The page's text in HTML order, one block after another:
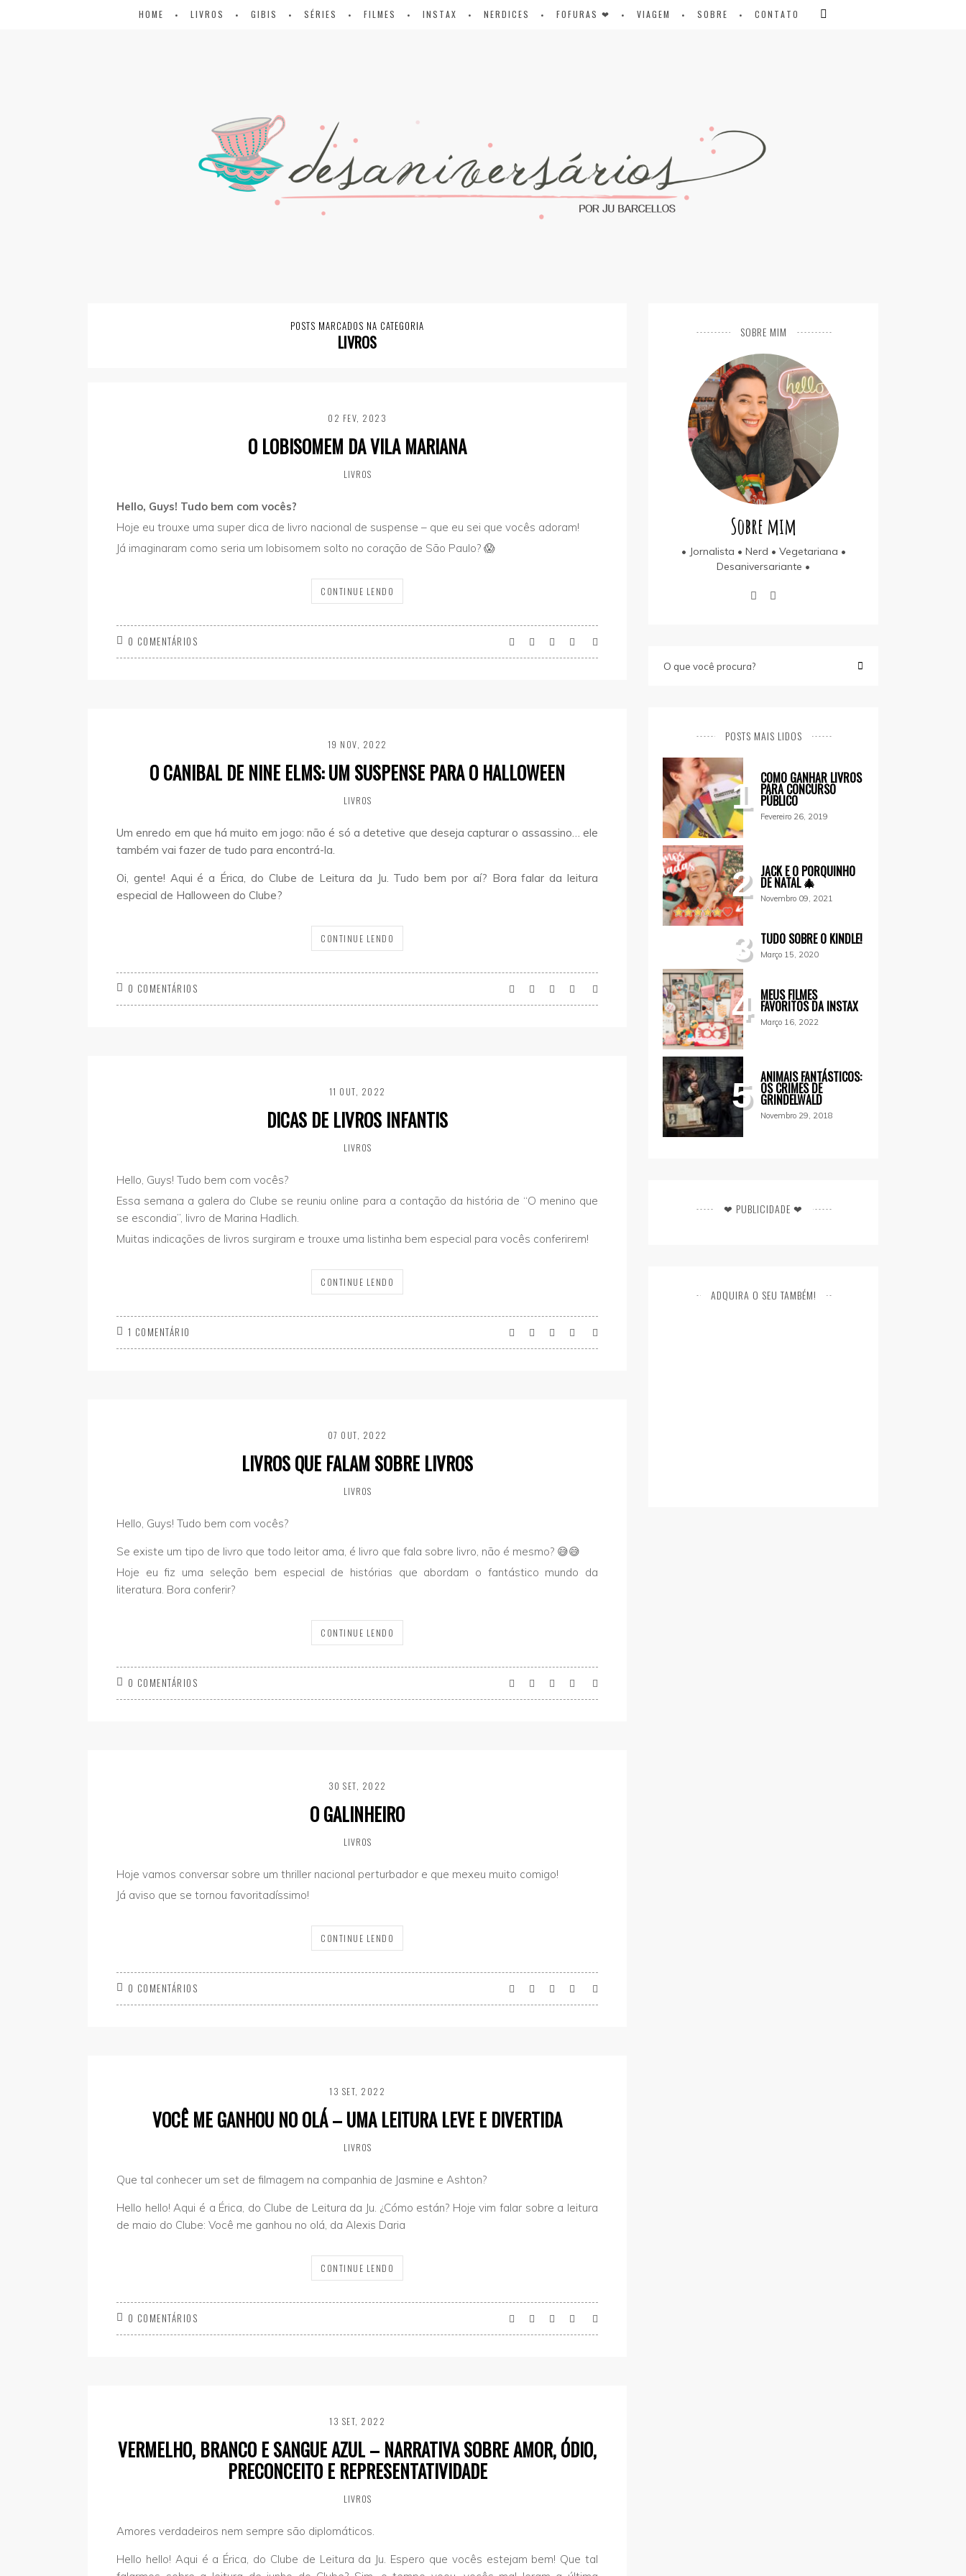
HOME LIVROS GIBIS SÉRIES FILMES INSTAX NERDICES FOFURAS ❤ VIAGEM SOBRE CONTATO
POSTS MARCADOS NA CATEGORIA
LIVROS
02 FEV, 2023
O LOBISOMEM DA VILA MARIANA
LIVROS
Hello, Guys! Tudo bem com vocês?
Hoje eu trouxe uma super dica de livro nacional de suspense – que eu sei que vocês adoram!
Já imaginaram como seria um lobisomem solto no coração de São Paulo? 😱
CONTINUE LENDO
0 COMENTÁRIOS
19 NOV, 2022
O CANIBAL DE NINE ELMS: UM SUSPENSE PARA O HALLOWEEN
LIVROS
Um enredo em que há muito em jogo: não é só a detetive que deseja capturar o assassino… ele
também vai fazer de tudo para encontrá-la.
Oi, gente! Aqui é a Érica, do Clube de Leitura da Ju. Tudo bem por aí? Bora falar da leitura
especial de Halloween do Clube?
CONTINUE LENDO
0 COMENTÁRIOS
11 OUT, 2022
DICAS DE LIVROS INFANTIS
LIVROS
Hello, Guys! Tudo bem com vocês?
Essa semana a galera do Clube se reuniu online para a contação da história de “O menino que
se escondia”, livro de Marina Hadlich.
Muitas indicações de livros surgiram e trouxe uma listinha bem especial para vocês conferirem!
CONTINUE LENDO
1 COMENTÁRIO
07 OUT, 2022
LIVROS QUE FALAM SOBRE LIVROS
LIVROS
Hello, Guys! Tudo bem com vocês?
Se existe um tipo de livro que todo leitor ama, é livro que fala sobre livro, não é mesmo? 😅😅
Hoje eu fiz uma seleção bem especial de histórias que abordam o fantástico mundo da
literatura. Bora conferir?
CONTINUE LENDO
0 COMENTÁRIOS
30 SET, 2022
O GALINHEIRO
LIVROS
Hoje vamos conversar sobre um thriller nacional perturbador e que mexeu muito comigo!
Já aviso que se tornou favoritadíssimo!
CONTINUE LENDO
0 COMENTÁRIOS
13 SET, 2022
VOCÊ ME GANHOU NO OLÁ – UMA LEITURA LEVE E DIVERTIDA
LIVROS
Que tal conhecer um set de filmagem na companhia de Jasmine e Ashton?
Hello hello! Aqui é a Érica, do Clube de Leitura da Ju. ¿Cómo están? Hoje vim falar sobre a leitura
de maio do Clube: Você me ganhou no olá, da Alexis Daria
CONTINUE LENDO
0 COMENTÁRIOS
13 SET, 2022
VERMELHO, BRANCO E SANGUE AZUL – NARRATIVA SOBRE AMOR, ÓDIO,
PRECONCEITO E REPRESENTATIVIDADE
LIVROS
Amores verdadeiros nem sempre são diplomáticos.
Hello hello! Aqui é a Érica, do Clube de Leitura da Ju. Espero que vocês estejam bem! Que tal
SOBRE MIM
Sobre mim
• Jornalista • Nerd • Vegetariana •
Desaniversariante •
POSTS MAIS LIDOS
1 COMO GANHAR LIVROS
PARA CONCURSO
PÚBLICO
Fevereiro 26, 2019
2 JACK E O PORQUINHO
DE NATAL 🎄
Novembro 09, 2021
3 TUDO SOBRE O KINDLE!
Março 15, 2020
4 MEUS FILMES
FAVORITOS DA INSTAX
Março 16, 2022
5 ANIMAIS FANTÁSTICOS:
OS CRIMES DE
GRINDELWALD
Novembro 29, 2018
❤ PUBLICIDADE ❤
ADQUIRA O SEU TAMBÉM!